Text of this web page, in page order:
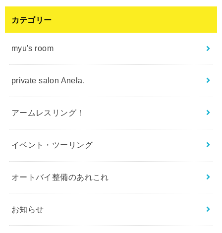
カテゴリー
myu's room
private salon Anela.
アームレスリング！
イベント・ツーリング
オートバイ整備のあれこれ
お知らせ